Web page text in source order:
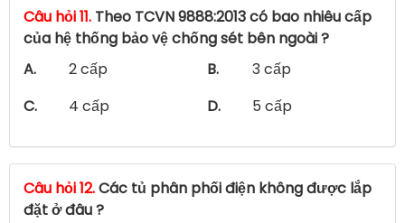
Câu hỏi 11. Theo TCVN 9888:2013 có bao nhiêu cấp
của hệ thống bảo vệ chống sét bên ngoài ?
A.
2 cấp B.
3 cấp
C.
4 cấp D. 5 cấp
Câu hỏi 12.Các tủ phân phối điện không được lắp
đặt ở đâu ?